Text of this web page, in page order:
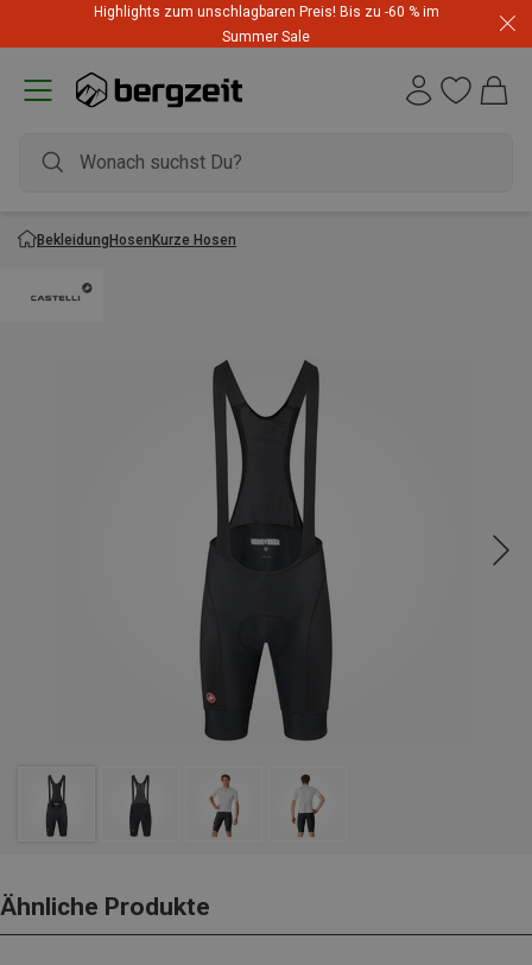
Highlights zum unschlagbaren Preis! Bis zu -60 % im
Summer Sale
BekleidungHosenKurze Hosen
Ähnliche Produkte